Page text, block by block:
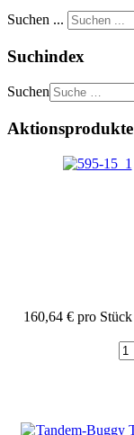
Suchen ...
Suchindex
Suchen
Aktionsprodukte
160,64 € pro Stück